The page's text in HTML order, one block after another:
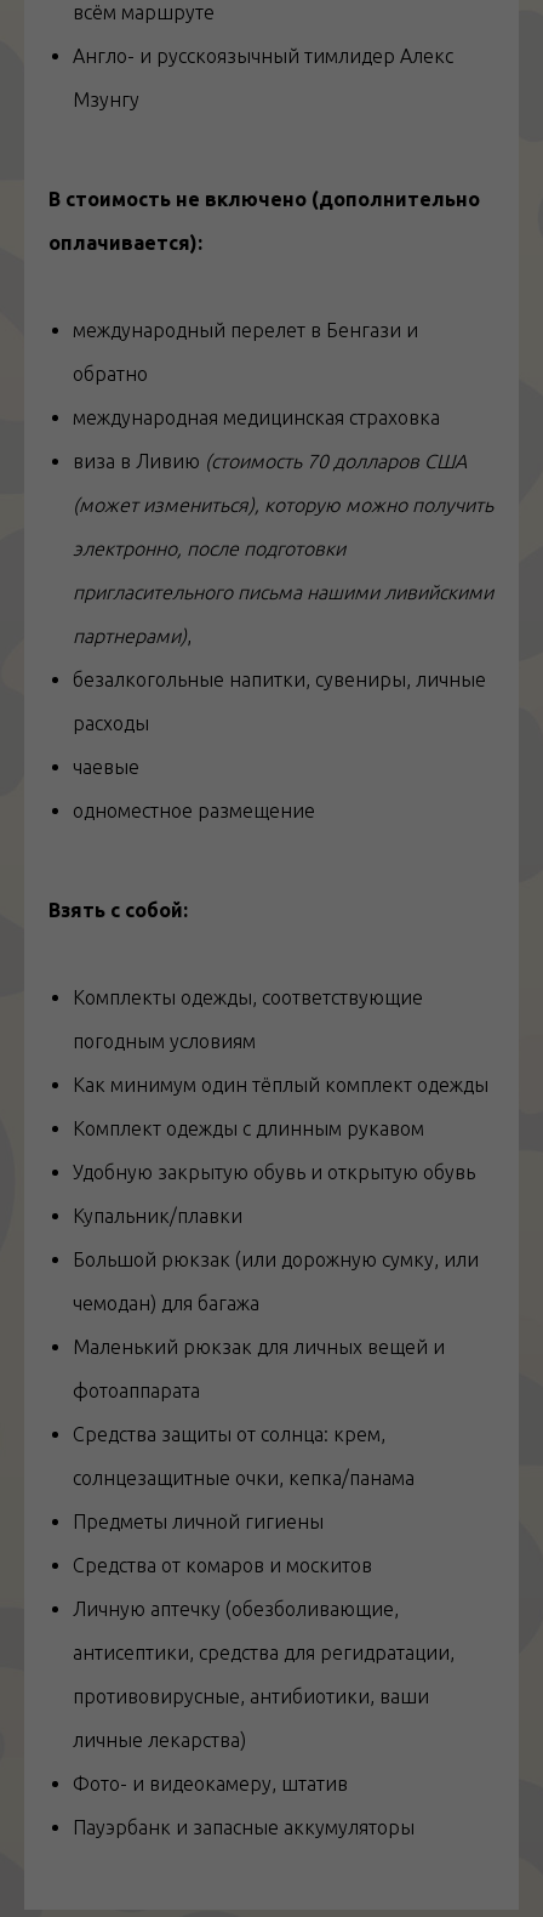
всём маршруте
Англо- и русскоязычный тимлидер Алекс
Мзунгу
В стоимость не включено (дополнительно
оплачивается):
международный перелет в Бенгази и
обратно
международная медицинская страховка
виза в Ливию (стоимость 70 долларов США
(может измениться), которую можно получить
электронно, после подготовки
пригласительного письма нашими ливийскими
партнерами),
безалкогольные напитки, сувениры, личные
расходы
чаевые
одноместное размещение
Взять с собой:
Комплекты одежды, соответствующие
погодным условиям
Как минимум один тёплый комплект одежды
Комплект одежды с длинным рукавом
Удобную закрытую обувь и открытую обувь
Купальник/плавки
Большой рюкзак (или дорожную сумку, или
чемодан) для багажа
Маленький рюкзак для личных вещей и
фотоаппарата
Средства защиты от солнца: крем,
солнцезащитные очки, кепка/панама
Предметы личной гигиены
Средства от комаров и москитов
Личную аптечку (обезболивающие,
антисептики, средства для регидратации,
противовирусные, антибиотики, ваши
личные лекарства)
Фото- и видеокамеру, штатив
Пауэрбанк и запасные аккумуляторы